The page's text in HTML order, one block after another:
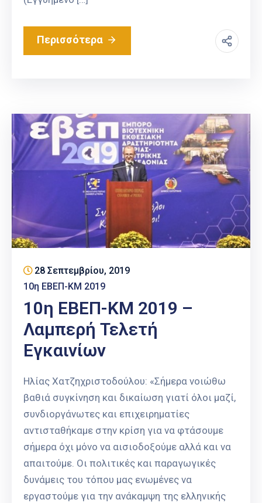
Περισσότερα
28 Σεπτεμβρίου, 2019
10η ΕΒΕΠ-ΚΜ 2019
10η ΕΒΕΠ-ΚΜ 2019 –
Λαμπερή Τελετή
Εγκαινίων
Ηλίας Χατζηχριστοδούλου: «Σήμερα νοιώθω
βαθιά συγκίνηση και δικαίωση γιατί όλοι μαζί,
συνδιοργάνωτες και επιχειρηματίες
αντισταθήκαμε στην κρίση για να φτάσουμε
σήμερα όχι μόνο να αισιοδοξούμε αλλά και να
απαιτούμε. Οι πολιτικές και παραγωγικές
δυνάμεις του τόπου μας ενωμένες να
εργαστούμε για την ανάκαμψη της ελληνικής